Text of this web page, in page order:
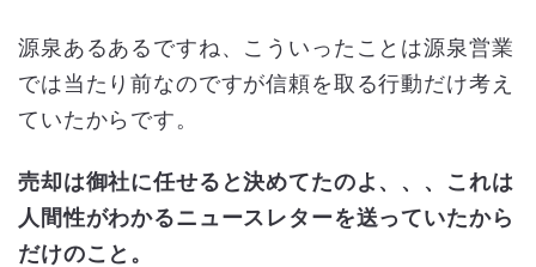
源泉あるあるですね、こういったことは源泉営業
では当たり前なのですが信頼を取る行動だけ考え
ていたからです。
売却は御社に任せると決めてたのよ、、、これは
人間性がわかるニュースレターを送っていたから
だけのこと。